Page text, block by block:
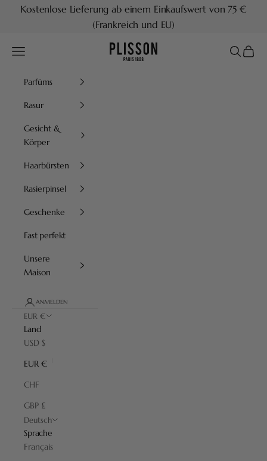
Zum Inhalt springen
Kostenlose Lieferung ab einem Einkaufswert von 75 €
(Frankreich und EU)
Plisson 1808
Menü Suchen
Parfüms
Rasur
Gesicht &
Körper
Haarbürsten
Rasierpinsel
Geschenke
Fast perfekt
Unsere
Maison
ANMELDEN
EUR €
Land
USD $
EUR €
CHF
GBP £
Deutsch
Sprache
Français